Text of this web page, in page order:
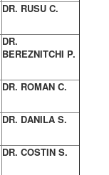
DR. RUSU C.
DR.
BEREZNITCHI P.
DR. ROMAN C.
DR. DANILA S.
DR. COSTIN S.